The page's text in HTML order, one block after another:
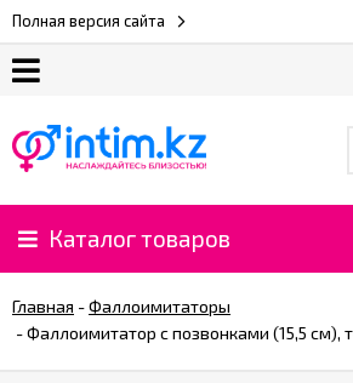
Полная версия сайта
нас
Доставка
и
⚡
Каталог товаров
Главная -Фаллоимитаторы
-Фаллоимитатор с позвонками (15,5 см),